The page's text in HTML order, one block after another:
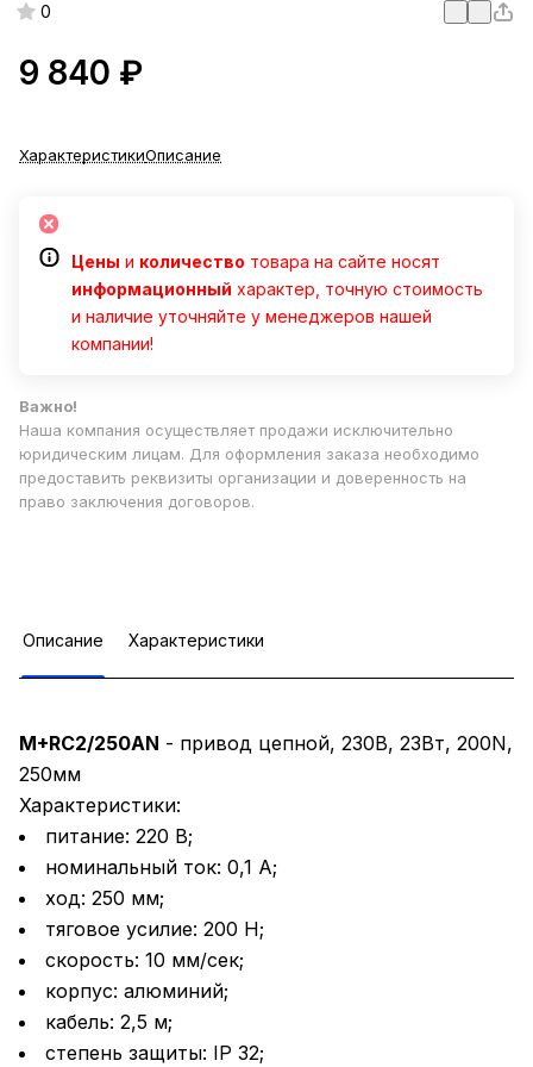
0
9 840 ₽
ХарактеристикиОписание
Цены и количество товара на сайте носят
информационный характер, точную стоимость
и наличие уточняйте у менеджеров нашей
компании!
Важно!
Наша компания осуществляет продажи исключительно
юридическим лицам. Для оформления заказа необходимо
предоставить реквизиты организации и доверенность на
право заключения договоров.
Описание Характеристики
M+RC2/250AN - привод цепной, 230В, 23Вт, 200N,
250мм
Характеристики:
питание: 220 В;
номинальный ток: 0,1 А;
ход: 250 мм;
тяговое усилие: 200 Н;
скорость: 10 мм/сек;
корпус: алюминий;
кабель: 2,5 м;
степень защиты: IP 32;